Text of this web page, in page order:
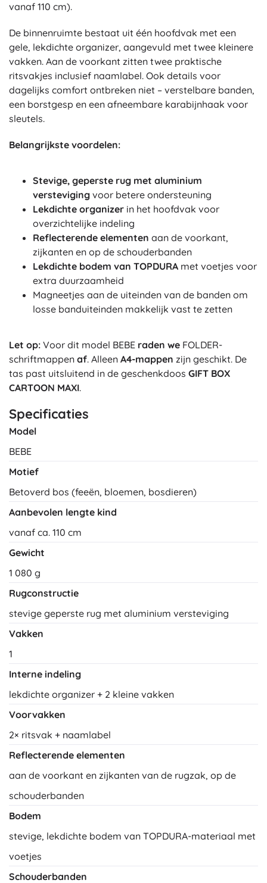
vanaf 110 cm).
De binnenruimte bestaat uit één hoofdvak met een
gele, lekdichte organizer, aangevuld met twee kleinere
vakken. Aan de voorkant zitten twee praktische
ritsvakjes inclusief naamlabel. Ook details voor
dagelijks comfort ontbreken niet – verstelbare banden,
een borstgesp en een afneembare karabijnhaak voor
sleutels.
Belangrijkste voordelen:
Stevige, geperste rug met aluminium
versteviging voor betere ondersteuning
Lekdichte organizer in het hoofdvak voor
overzichtelijke indeling
Reflecterende elementen aan de voorkant,
zijkanten en op de schouderbanden
Lekdichte bodem van TOPDURA met voetjes voor
extra duurzaamheid
Magneetjes aan de uiteinden van de banden om
losse banduiteinden makkelijk vast te zetten
Let op: Voor dit model BEBE raden we FOLDER-
schriftmappen af. Alleen A4-mappen zijn geschikt. De
tas past uitsluitend in de geschenkdoos GIFT BOX
CARTOON MAXI.
Specificaties
Model
BEBE
Motief
Betoverd bos (feeën, bloemen, bosdieren)
Aanbevolen lengte kind
vanaf ca. 110 cm
Gewicht
1 080 g
Rugconstructie
stevige geperste rug met aluminium versteviging
Vakken
1
Interne indeling
lekdichte organizer + 2 kleine vakken
Voorvakken
2× ritsvak + naamlabel
Reflecterende elementen
aan de voorkant en zijkanten van de rugzak, op de
schouderbanden
Bodem
stevige, lekdichte bodem van TOPDURA-materiaal met
voetjes
Schouderbanden